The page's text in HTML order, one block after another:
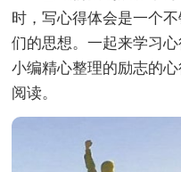
时，写心得体会是一个
们的思想。一起来学习
小编精心整理的励志的
阅读。